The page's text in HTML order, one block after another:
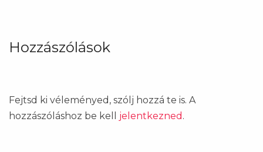
Hozzászólások
Fejtsd ki véleményed, szólj hozzá te is. A
hozzászóláshoz be kell jelentkezned .